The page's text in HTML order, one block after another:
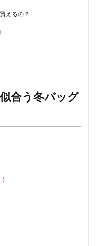
えるの？
合う冬バッグ